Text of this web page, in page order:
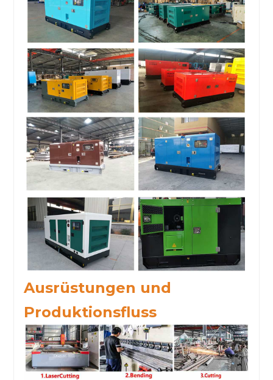
Ausrüstungen und
Produktionsfluss